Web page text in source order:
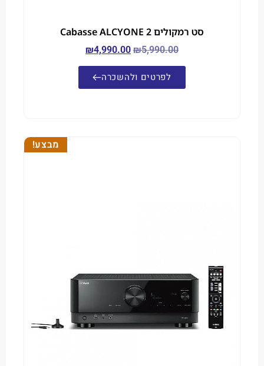
סט רמקולים Cabasse ALCYONE 2
₪
₪4,990.00
לפרטים ולהשכרה